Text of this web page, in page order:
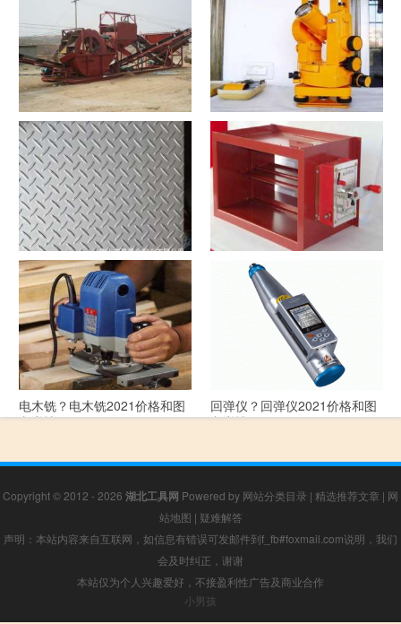
文详情
洗沙机？洗沙机2021价格和图
文详情
经纬仪？经纬仪2021价格和图
文详情
花纹板？花纹板2021价格和图
文详情
排烟阀？排烟阀2021价格和图
电木铣？电木铣2021价格和图
文详情
回弹仪？回弹仪2021价格和图
文详情
Copyright © 2012 - 2026 湖北工具网 Powered by 网站分类目录 | 精选推荐文章 | 网
站地图 | 疑难解答
声明：本站内容来自互联网，如信息有错误可发邮件到f_fb#foxmail.com说明，我们
会及时纠正，谢谢
本站仅为个人兴趣爱好，不接盈利性广告及商业合作
小男孩